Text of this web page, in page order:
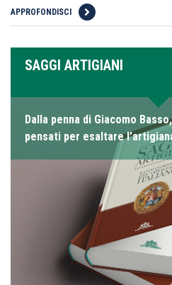
APPROFONDISCI
SAGGI ARTIGIANI
Dalla penna di Giacomo
pensati per esaltare